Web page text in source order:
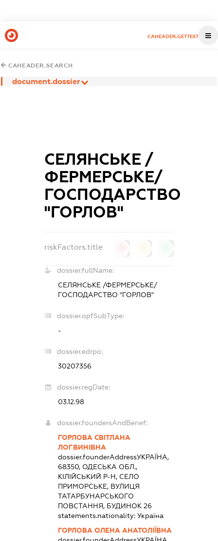
CAHEADER.GETTEST
CAHEADER.SEARCH
document.dossier
СЕЛЯНСЬКЕ /
ФЕРМЕРСЬКЕ/
ГОСПОДАРСТВО
"ГОРЛОВ"
riskFactors.title
dossier.fullName:
СЕЛЯНСЬКЕ /ФЕРМЕРСЬКЕ/
ГОСПОДАРСТВО "ГОРЛОВ"
dossier.opfSubType:
-
dossier.edrpo:
30207356
dossier.regDate:
03.12.98
dossier.foundersAndBenef:
ГОРЛОВА СВІТЛАНА
ЛОГВИНІВНА
dossier.founderAddressУКРАЇНА,
68350, ОДЕСЬКА ОБЛ.,
КІЛІЙСЬКИЙ Р-Н, СЕЛО
ПРИМОРСЬКЕ, ВУЛИЦЯ
ТАТАРБУНАРСЬКОГО
ПОВСТАННЯ, БУДИНОК 26
statements.nationality: Україна
ГОРЛОВА ОЛЕНА АНАТОЛІЇВНА